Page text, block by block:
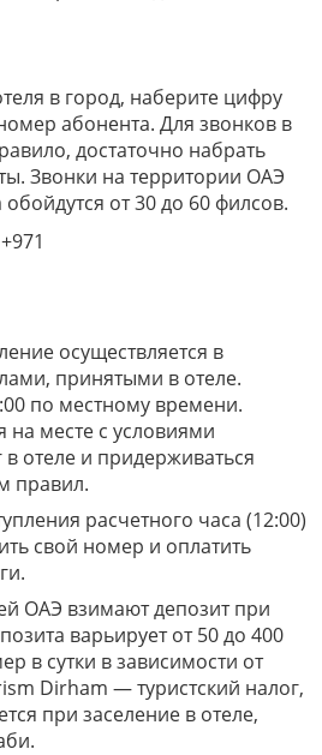
в город, наберите цифру
абонента. Для звонков в
достаточно набрать
Звонки на территории ОАЭ
от 30 до 60 филсов.
осуществляется в
принятыми в отеле.
по местному времени.
месте с условиями
в отеле и придерживаться
правил.
расчетного часа (12:00)
свой номер и оплатить
ОАЭ взимают депозит при
варьирует от 50 до 400
в сутки в зависимости от
Dirham — туристский налог,
при заселение в отеле,